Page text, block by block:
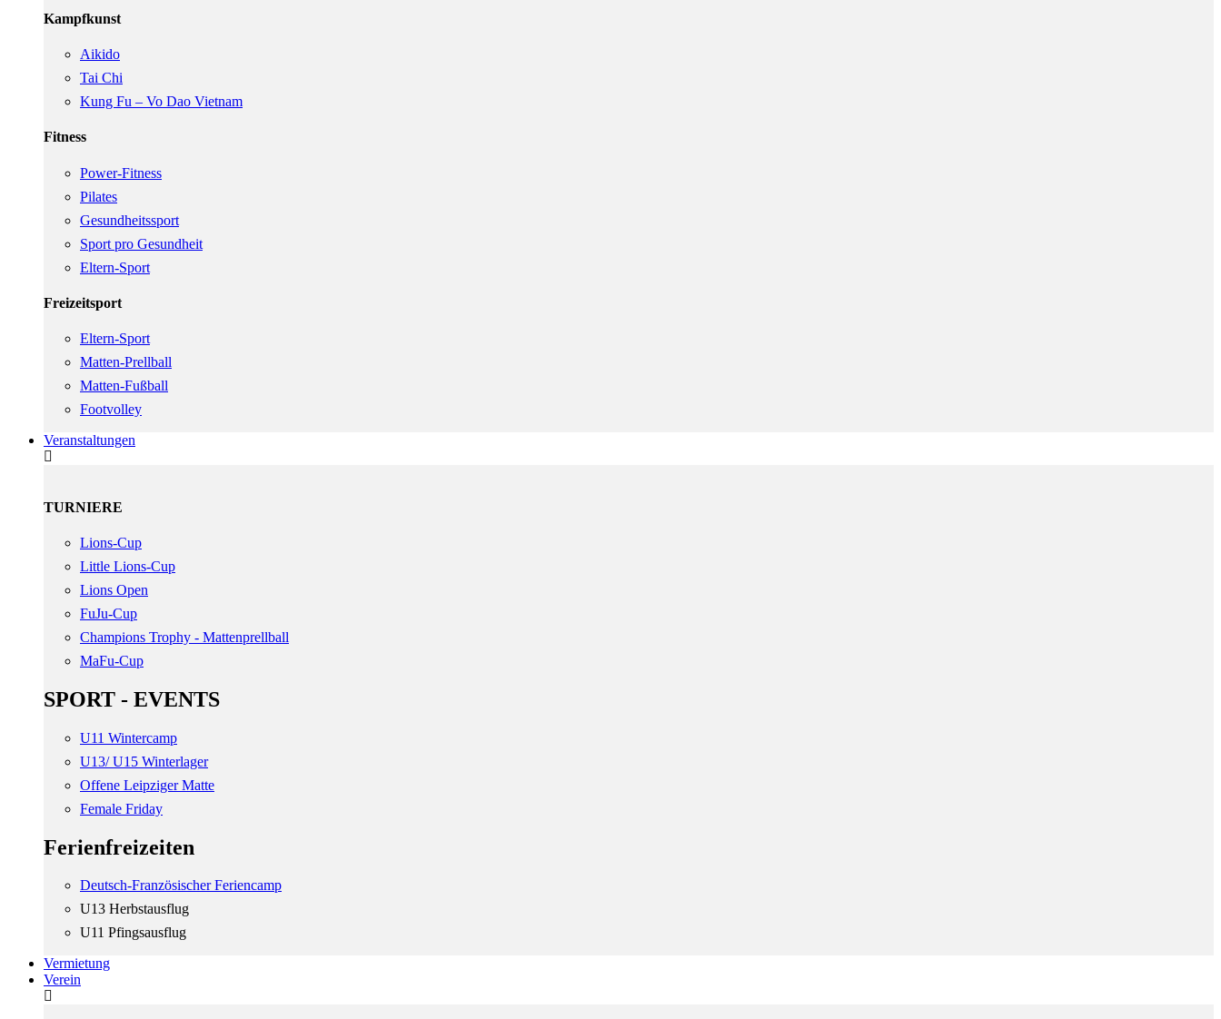
Kampfkunst
Aikido
Tai Chi
Kung Fu – Vo Dao Vietnam
Fitness
Power-Fitness
Pilates
Gesundheitssport
Sport pro Gesundheit
Eltern-Sport
Freizeitsport
Eltern-Sport
Matten-Prellball
Matten-Fußball
Footvolley
Veranstaltungen
TURNIERE
Lions-Cup
Little Lions-Cup
Lions Open
FuJu-Cup
Champions Trophy - Mattenprellball
MaFu-Cup
SPORT - EVENTS
U11 Wintercamp
U13/ U15 Winterlager
Offene Leipziger Matte
Female Friday
Ferienfreizeiten
Deutsch-Französischer Feriencamp
U13 Herbstausflug
U11 Pfingsausflug
Vermietung
Verein